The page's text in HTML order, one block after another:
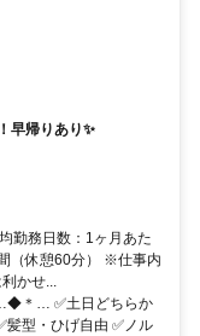
早帰りあり✨
勤務日数：1ヶ月あた
（休憩60分） ※仕事内
かせ...
… ✅土日どちらか
髪型・ひげ自由 ✅ノル